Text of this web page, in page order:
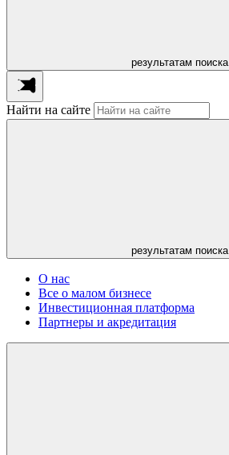
результатам поиска
Найти на сайте
результатам поиска
О нас
Все о малом бизнесе
Инвестиционная платформа
Партнеры и акредитация